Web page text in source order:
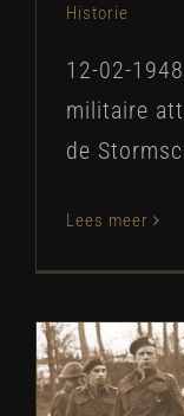
Historie
12-02-
militaire
de
Lees meer